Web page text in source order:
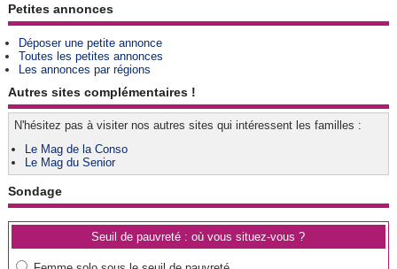
Petites annonces
Déposer une petite annonce
Toutes les petites annonces
Les annonces par régions
Autres sites complémentaires !
N'hésitez pas à visiter nos autres sites qui intéressent les familles :
Le Mag de la Conso
Le Mag du Senior
Sondage
Seuil de pauvreté : où vous situez-vous ?